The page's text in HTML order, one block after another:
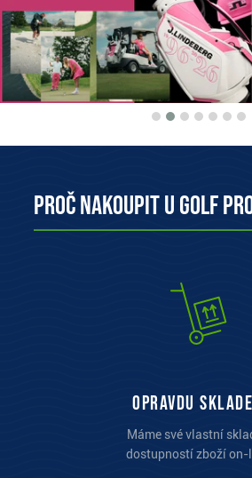
Proč nakoupit u Golf
opravdu
Máme své vlastní
dostupností zboží on-